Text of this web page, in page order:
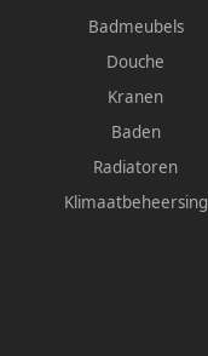
Badmeubels
Douche
Kranen
Baden
Radiatoren
Klimaatbeheersing